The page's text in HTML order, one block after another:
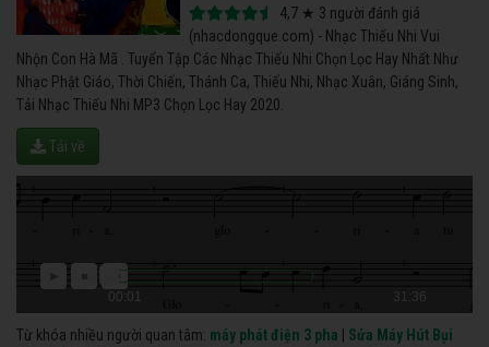
4,7 ★ 3 người đánh giá
(nhacdongque.com) - Nhạc Thiếu Nhi Vui
Nhộn Con Hà Mã . Tuyển Tập Các Nhạc Thiếu Nhi Chọn Lọc Hay Nhất Như
Nhạc Phật Giáo, Thời Chiến, Thánh Ca, Thiếu Nhi, Nhạc Xuân, Giáng Sinh,
Tải Nhạc Thiếu Nhi MP3 Chọn Lọc Hay 2020.
Tải về
00:01 31:36
Từ khóa nhiều người quan tâm: máy phát điện 3 pha
Sửa Máy Hút Bụi